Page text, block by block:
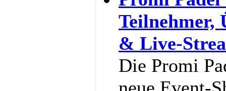
Teilnehmer,
& Live-
Die Promi